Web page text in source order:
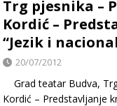
Trg pjesnika –
Kordić –
“Jezik i
20/07/2012
Grad teatar Budva,
Kordić – Predstavljanje